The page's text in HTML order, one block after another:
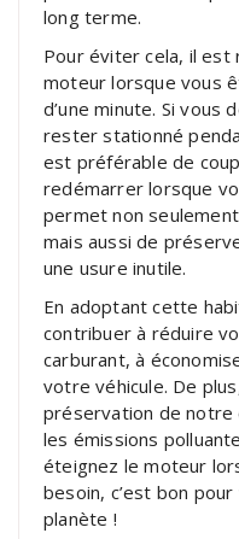
long terme.
Pour éviter cela, il est
moteur lorsque vous
d’une minute. Si vous
rester stationné
est préférable de
redémarrer lorsque
permet non
mais aussi de
une usure inutile.
En adoptant cette
contribuer à réduire
carburant, à
votre véhicule. De
préservation de notre
les émissions
éteignez le moteur
besoin, c’est bon
planète !